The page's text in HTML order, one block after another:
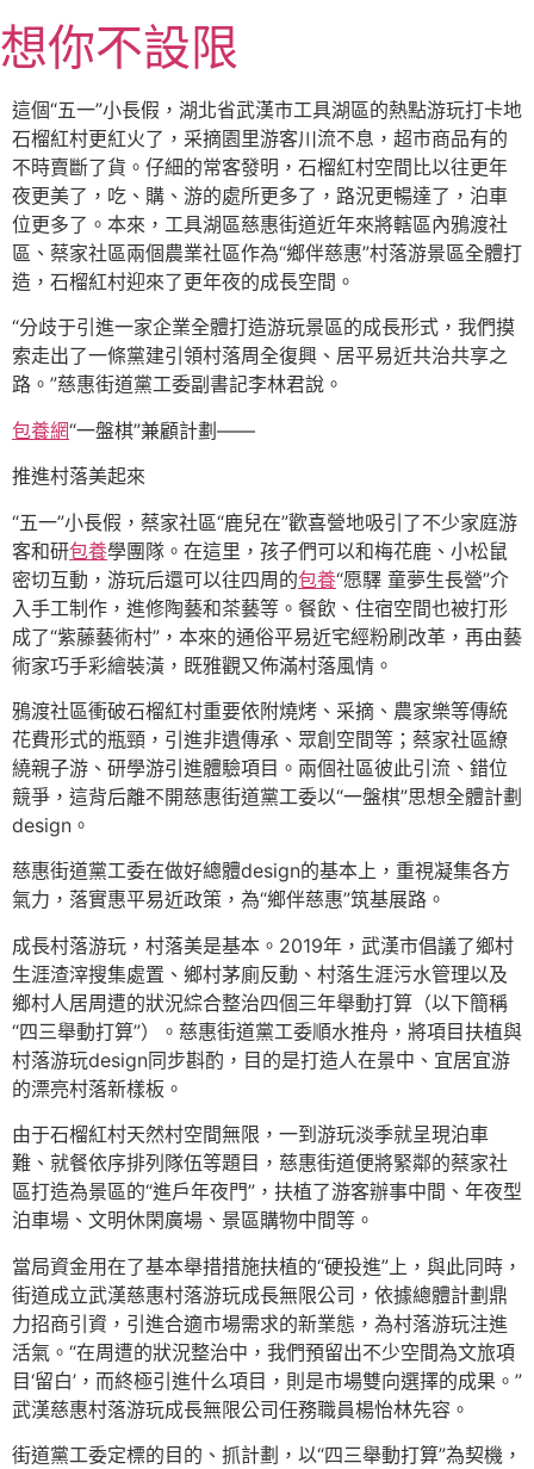
至
主
要
內
容
想你不設限
這個“五一”小長假，湖北省武漢市工具湖區的熱點游玩打卡地
石榴紅村更紅火了，采摘園里游客川流不息，超市商品有的
不時賣斷了貨。仔細的常客發明，石榴紅村空間比以往更年
夜更美了，吃、購、游的處所更多了，路況更暢達了，泊車
位更多了。本來，工具湖區慈惠街道近年來將轄區內鴉渡社
區、蔡家社區兩個農業社區作為“鄉伴慈惠”村落游景區全體打
造，石榴紅村迎來了更年夜的成長空間。
“分歧于引進一家企業全體打造游玩景區的成長形式，我們摸
索走出了一條黨建引領村落周全復興、居平易近共治共享之
路。”慈惠街道黨工委副書記李林君說。
包養網“一盤棋”兼顧計劃——
推進村落美起來
“五一”小長假，蔡家社區“鹿兒在”歡喜營地吸引了不少家庭游
客和研包養學團隊。在這里，孩子們可以和梅花鹿、小松鼠
密切互動，游玩后還可以往四周的包養“愿驛 童夢生長營”介
入手工制作，進修陶藝和茶藝等。餐飲、住宿空間也被打形
成了“紫藤藝術村”，本來的通俗平易近宅經粉刷改革，再由藝
術家巧手彩繪裝潢，既雅觀又佈滿村落風情。
鴉渡社區衝破石榴紅村重要依附燒烤、采摘、農家樂等傳統
花費形式的瓶頸，引進非遺傳承、眾創空間等；蔡家社區繚
繞親子游、研學游引進體驗項目。兩個社區彼此引流、錯位
競爭，這背后離不開慈惠街道黨工委以“一盤棋”思想全體計劃
design。
慈惠街道黨工委在做好總體design的基本上，重視凝集各方
氣力，落實惠平易近政策，為“鄉伴慈惠”筑基展路。
成長村落游玩，村落美是基本。2019年，武漢市倡議了鄉村
生涯渣滓搜集處置、鄉村茅廁反動、村落生涯污水管理以及
鄉村人居周遭的狀況綜合整治四個三年舉動打算（以下簡稱
“四三舉動打算”）。慈惠街道黨工委順水推舟，將項目扶植與
村落游玩design同步斟酌，目的是打造人在景中、宜居宜游
的漂亮村落新樣板。
由于石榴紅村天然村空間無限，一到游玩淡季就呈現泊車
難、就餐依序排列隊伍等題目，慈惠街道便將緊鄰的蔡家社
區打造為景區的“進戶年夜門”，扶植了游客辦事中間、年夜型
泊車場、文明休閑廣場、景區購物中間等。
當局資金用在了基本舉措措施扶植的“硬投進”上，與此同時，
街道成立武漢慈惠村落游玩成長無限公司，依據總體計劃鼎
力招商引資，引進合適市場需求的新業態，為村落游玩注進
活氣。“在周遭的狀況整治中，我們預留出不少空間為文旅項
目‘留白’，而終極引進什么項目，則是市場雙向選擇的成果。”
武漢慈惠村落游玩成長無限公司任務職員楊怡林先容。
街道黨工委定標的目的、抓計劃，以“四三舉動打算”為契機，